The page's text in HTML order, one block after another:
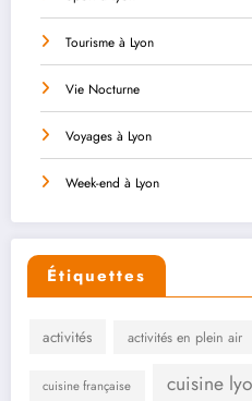
Tourisme à Lyon
Vie Nocturne
Voyages à Lyon
Week-end à Lyon
Étiquettes
activités activités en plein air
cuisine française cuisine